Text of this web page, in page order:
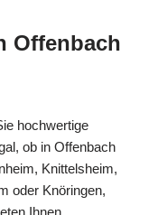
Offenbach
hochwertige
ob in Offenbach
Knittelsheim,
oder Knöringen,